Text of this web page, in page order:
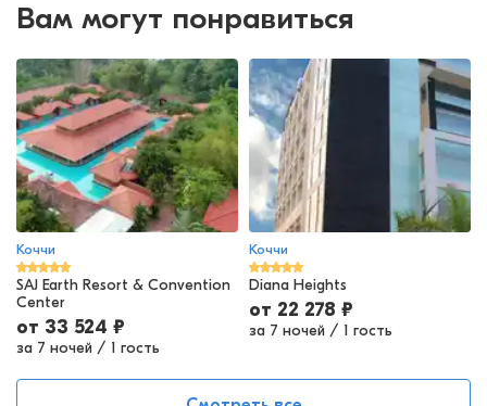
Вам могут понравиться
Коччи
SAJ Earth Resort & Convention
Center
от 33 524 ₽
за 7 ночей / 1 гость
Коччи
Diana Heights
от 22 278 ₽
за 7 ночей / 1 гость